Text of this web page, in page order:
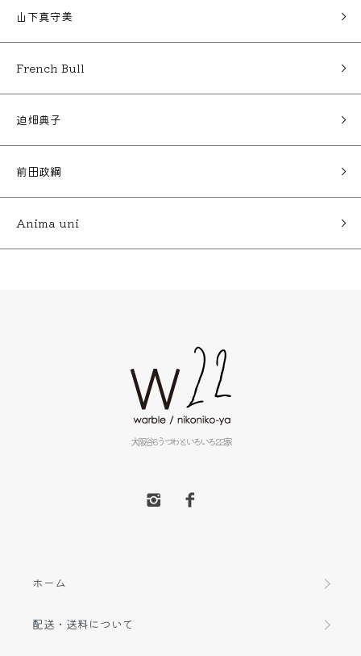
山下真守美
French Bull
迫畑典子
前田政綱
Anima uni
大阪谷6うつわといろいろ22家
ホーム
配送・送料について